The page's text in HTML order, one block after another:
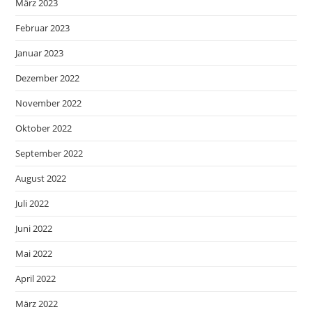
März 2023
Februar 2023
Januar 2023
Dezember 2022
November 2022
Oktober 2022
September 2022
August 2022
Juli 2022
Juni 2022
Mai 2022
April 2022
März 2022